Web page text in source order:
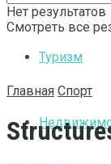
Туризм
Нет результатов
Смотреть все
Главная Спорт